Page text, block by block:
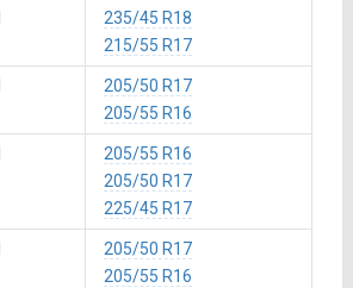
235/45 R18
215/55 R17
205/50 R17
205/55 R16
205/55 R16
205/50 R17
225/45 R17
205/50 R17
205/55 R16